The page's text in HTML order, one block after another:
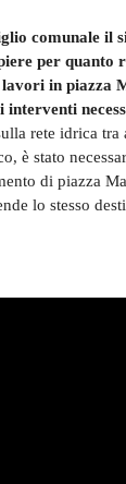
comunale il
per quanto
in piazza
interventi
rete idrica tra
è stato
di piazza
lo stesso